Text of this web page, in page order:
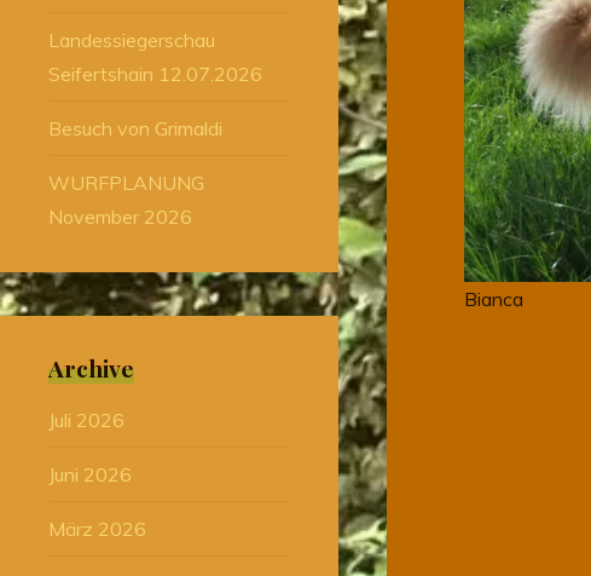
Bianca
Landessiegerschau
Seifertshain 12.07.2026
Besuch von Grimaldi
WURFPLANUNG
November 2026
Archive
Juli 2026
Juni 2026
März 2026